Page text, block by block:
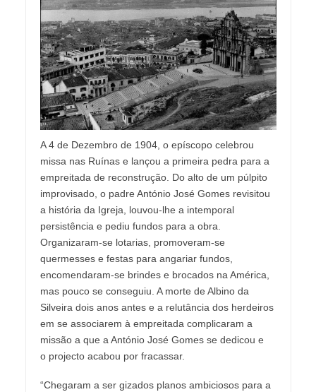
A 4 de Dezembro de 1904, o epíscopo celebrou
missa nas Ruínas e lançou a primeira pedra para a
empreitada de reconstrução. Do alto de um púlpito
improvisado, o padre António José Gomes revisitou
a história da Igreja, louvou-lhe a intemporal
persistência e pediu fundos para a obra.
Organizaram-se lotarias, promoveram-se
quermesses e festas para angariar fundos,
encomendaram-se brindes e brocados na América,
mas pouco se conseguiu. A morte de Albino da
Silveira dois anos antes e a relutância dos herdeiros
em se associarem à empreitada complicaram a
missão a que a António José Gomes se dedicou e
o projecto acabou por fracassar.
“Chegaram a ser gizados planos ambiciosos para a